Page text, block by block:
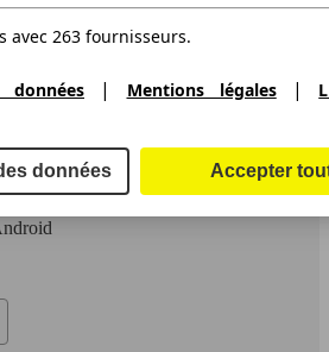
avec 263 fournisseurs.
données | Mentions légales|
données Accepter